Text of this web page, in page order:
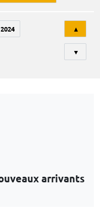
2024 ▲
▼
arrivants